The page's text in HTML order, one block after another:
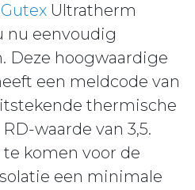
Gutex Ultratherm
nu eenvoudig
Deze hoogwaardige
een meldcode van
thermische
waarde van 3,5.
komen voor de
een minimale